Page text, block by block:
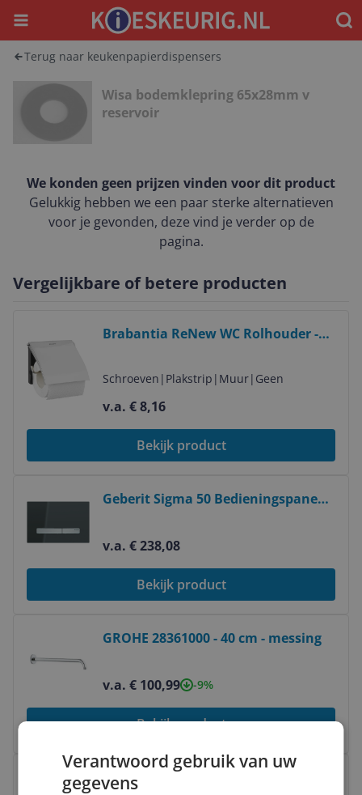
Menu
Terug naar keukenpapierdispensers
Wisa bodemklepring 65x28mm v
reservoir
We konden geen prijzen vinden voor dit product
Gelukkig hebben we een paar sterke alternatieven
voor je gevonden, deze vind je verder op de
pagina.
Vergelijkbare of betere producten
Brabantia ReNew WC Rolhouder -
Schroeven | Plakstrip | Muur| Geen
v.a. € 8,16
Bekijk product
Geberit Sigma 50 Bedieningspaneel
Rookglas / Chroom
v.a. € 238,08
Bekijk product
GROHE 28361000 - 40 cm - messing
v.a. € 100,99 -9%
Bekijk product
GROHE Rainshower wandhouder
Bekijk productVerantwoord gebruik van uw
gegevens